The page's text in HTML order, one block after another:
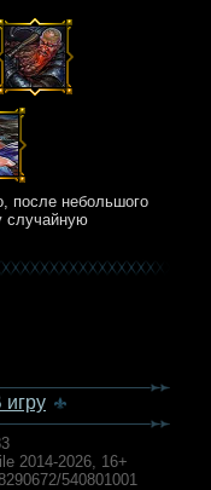
после небольшого
случайную
игру
2014-2026, 16+
540801001